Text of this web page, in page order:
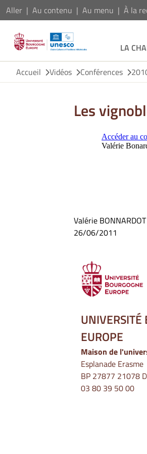
Aller Au contenu Au menu À la
LA
Accueil
Vidéos Conférences
Les
Valérie
26/06/2011
UNIVERSITÉ
EUROPE
Maison de
Esplanade Erasme
BP 27877 21078
03 80 39 50 00